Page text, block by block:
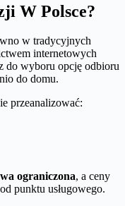
W Polsce?
w tradycyjnych
internetowych
do wyboru opcję odbioru
do domu.
przeanalizować:
ograniczona, a ceny
punktu usługowego.